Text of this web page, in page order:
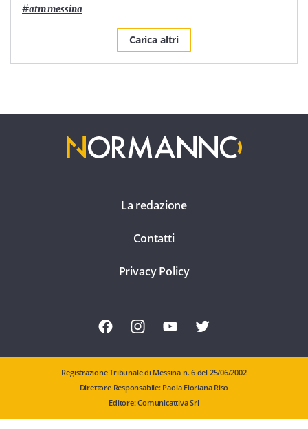
#atm messina
Carica altri
La redazione
Contatti
Privacy Policy
Registrazione Tribunale di Messina n. 6 del 25/06/2002
Direttore Responsabile: Paola Floriana Riso
Editore: Comunicattiva Srl